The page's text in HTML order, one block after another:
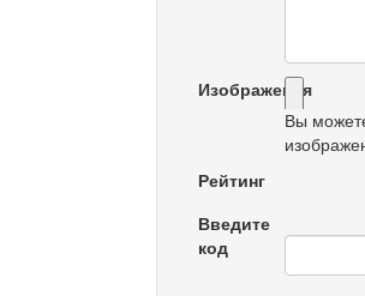
Изображения
Вы
Рейтинг
Введите
код